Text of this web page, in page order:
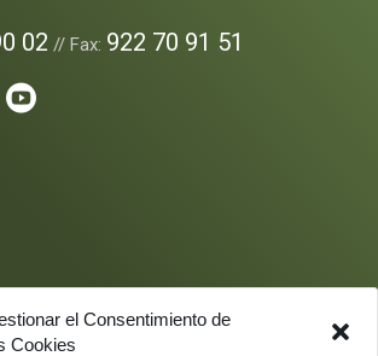
el Consentimiento de
Cookies
02 // Fax: 922 70 91 51